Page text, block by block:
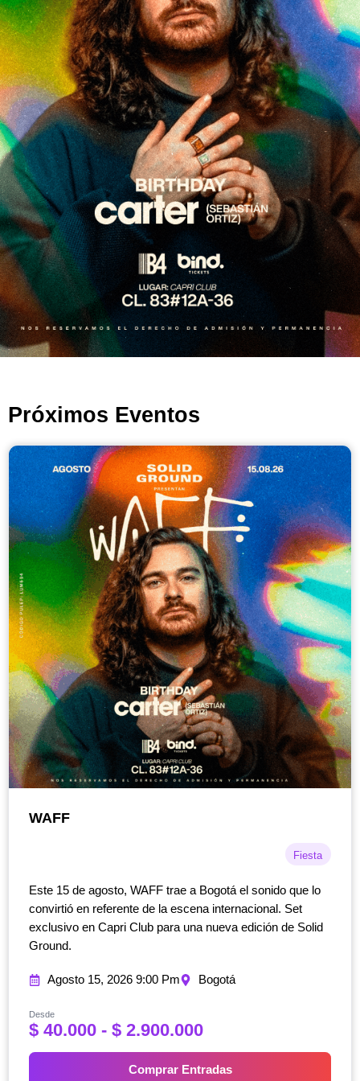
Próximos Eventos
WAFF
Fiesta
Este 15 de agosto, WAFF trae a Bogotá el sonido que lo
convirtió en referente de la escena internacional. Set
exclusivo en Capri Club para una nueva edición de Solid
Ground.
Agosto 15, 2026 9:00 Pm Bogotá
Desde
$40.000 - $2.900.000R
n
Comprar Entradas